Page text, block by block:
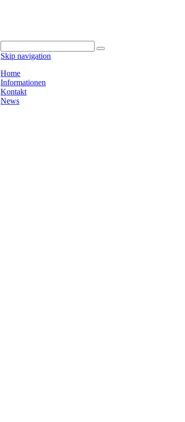
Skip navigation
Home
Informationen
Kontakt
News